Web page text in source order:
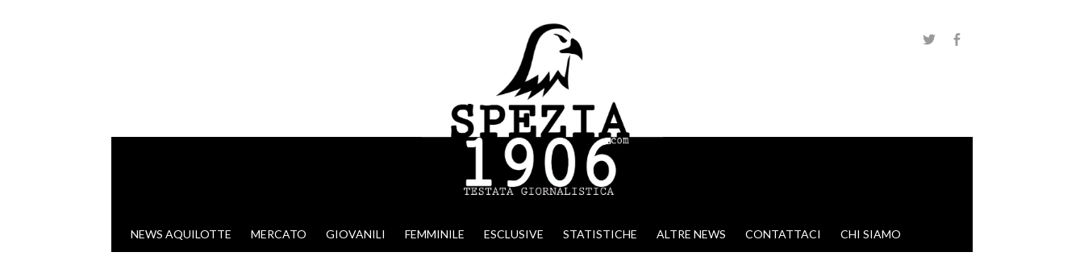
VAI AL CONTENUTO
NEWS AQUILOTTE MERCATO GIOVANILI FEMMINILE ESCLUSIVE STATISTICHE ALTRE NEWS CONTATTACI CHI SIAMO